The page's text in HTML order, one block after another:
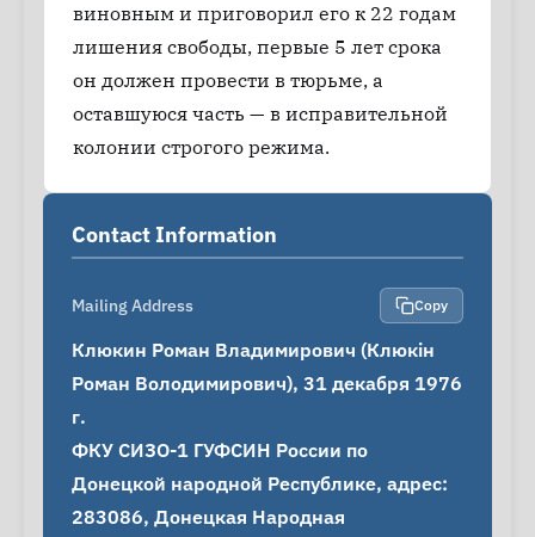
виновным и приговорил его к 22 годам
лишения свободы, первые 5 лет срока
он должен провести в тюрьме, а
оставшуюся часть — в исправительной
колонии строгого режима.
Contact Information
Mailing Address Copy
Клюкин Роман Владимирович (Клюкін
Роман Володимирович), 31 декабря 1976
г.
ФКУ СИЗО-1 ГУФСИН России по
Донецкой народной Республике, адрес:
283086, Донецкая Народная